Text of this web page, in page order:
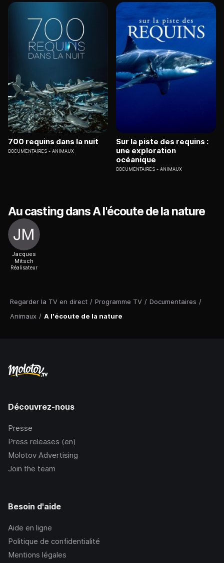
Regarder la TV en direct / Programme TV / Documentaires /
Animaux / A l'écoute de la nature
700 requins dans la nuit
DOCUMENTAIRES ANIMAUX
Sur la piste des requins :
une exploration
océanique
DOCUMENTAIRES ANIMAUX
Au casting dans A l'écoute de la nature
Jacques
Mitsch
Réalisateur
Découvrez-nous
Presse
Press releases (en)
Molotov Advertising
Join the team
Besoin d'aide
Aide en ligne
Politique de confidentialité
Mentions légales